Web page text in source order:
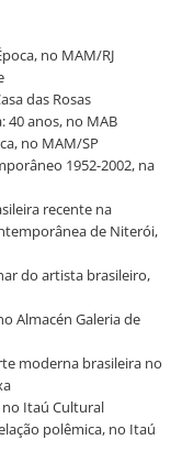
no MAM/RJ
das Rosas
40 anos, no MAB
no MAM/SP
1952-2002, na
recente na
de Niterói,
do artista brasileiro,
Almacén Galeria de
moderna brasileira no
no Itaú Cultural
polêmica, no Itaú